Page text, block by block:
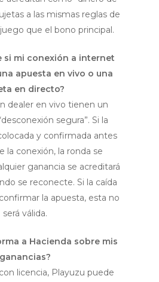
a las mismas reglas de
que el bono principal.
si mi conexión a internet
apuesta en vivo o una
en directo?
dealer en vivo tienen un
segura”. Si la
y confirmada antes
la conexión, la ronda se
ganancia se acreditará
se reconecte. Si la caída
la apuesta, esta no
será válida.
a Hacienda sobre mis
ganancias?
licencia, Playuzu puede